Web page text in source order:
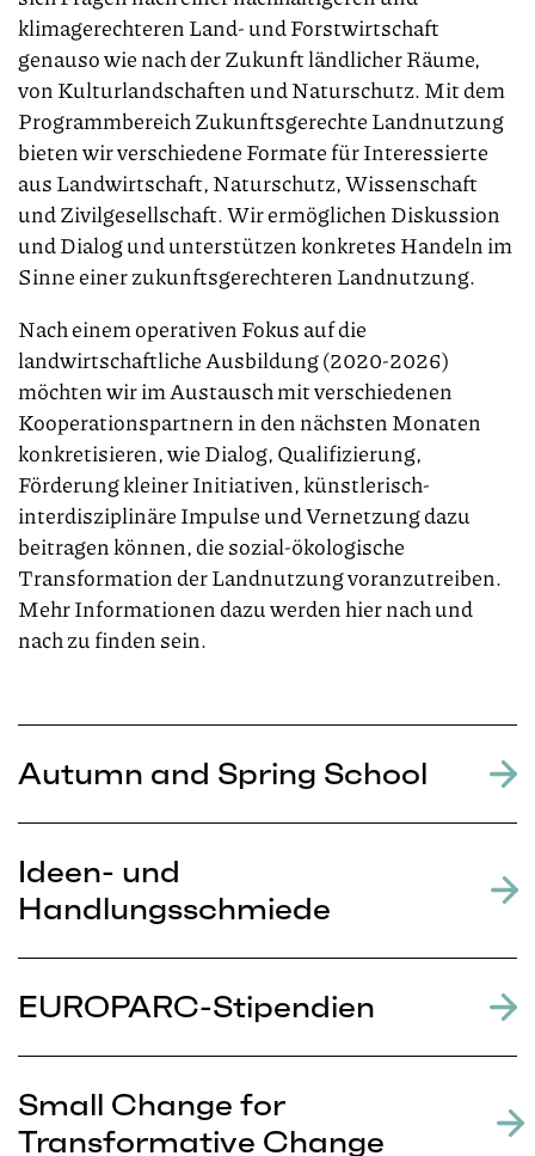
klimagerechteren Land- und Forstwirtschaft
genauso wie nach der Zukunft ländlicher Räume,
von Kulturlandschaften und Naturschutz. Mit dem
Programmbereich Zukunftsgerechte Landnutzung
bieten wir verschiedene Formate für Interessierte
aus Landwirtschaft, Naturschutz, Wissenschaft
und Zivilgesellschaft. Wir ermöglichen Diskussion
und Dialog und unterstützen konkretes Handeln im
Sinne einer zukunftsgerechteren Landnutzung.
Nach einem operativen Fokus auf die
landwirtschaftliche Ausbildung (2020-2026)
möchten wir im Austausch mit verschiedenen
Kooperationspartnern in den nächsten Monaten
konkretisieren, wie Dialog, Qualifizierung,
Förderung kleiner Initiativen, künstlerisch-
interdisziplinäre Impulse und Vernetzung dazu
beitragen können, die sozial-ökologische
Transformation der Landnutzung voranzutreiben.
Mehr Informationen dazu werden hier nach und
nach zu finden sein.
Autumn and Spring School
Ideen- und
Handlungsschmiede
EUROPARC-Stipendien
Small Change for
Transformative Change